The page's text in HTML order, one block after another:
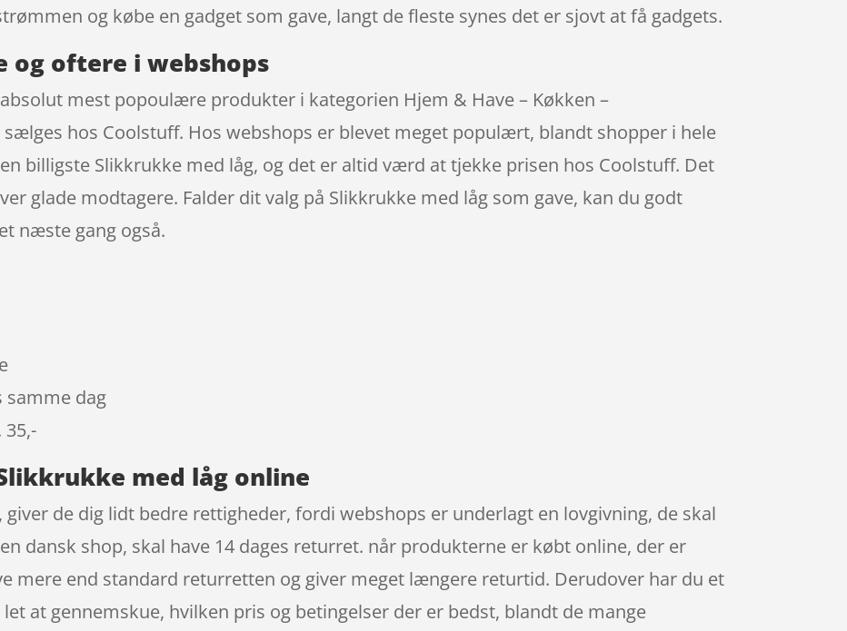
og købe en gadget som gave, langt de fleste synes det er sjovt at få gadgets.
og oftere i webshops
mest popoulære produkter i kategorien Hjem & Have – Køkken –
hos Coolstuff. Hos webshops er blevet meget populært, blandt shopper i hele
billigste Slikkrukke med låg, og det er altid værd at tjekke prisen hos Coolstuff. Det
glade modtagere. Falder dit valg på Slikkrukke med låg som gave, kan du godt
næste gang også.
samme dag
med låg online
de dig lidt bedre rettigheder, fordi webshops er underlagt en lovgivning, de skal
dansk shop, skal have 14 dages returret. når produkterne er købt online, der er
mere end standard returretten og giver meget længere returtid. Derudover har du et
at gennemskue, hvilken pris og betingelser der er bedst, blandt de mange